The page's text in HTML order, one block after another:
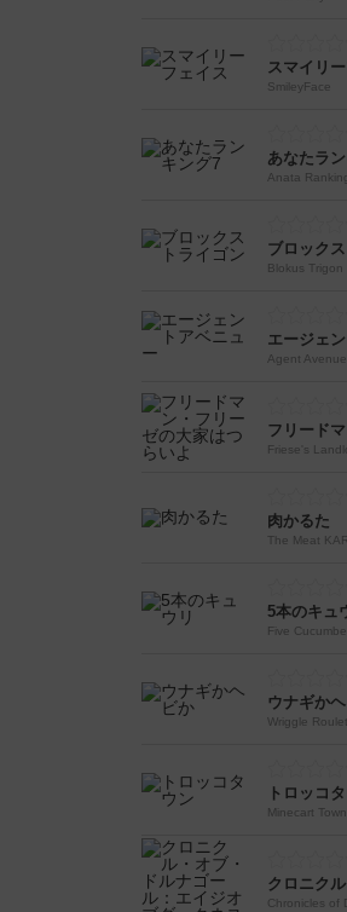
スマイリ
SmileyFace
あなたラ
Anata
ブロック
Blokus Trigon
エージェ
Agent Avenue
フリード
Friese's
肉かるた
The Meat
5本のキュ
Five
ウナギか
Wriggle
トロッコ
Minecart Town
クロニク
Chronicles of